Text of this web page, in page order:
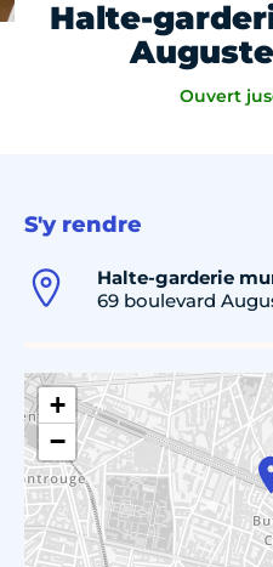
Halte-
Ouvert
S'y rendre
Halte-garderie
69 boulevard
+
−